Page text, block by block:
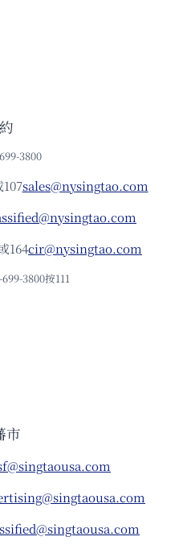
3800
sales@nysingtao.com
164cir@nysingtao.com
699-3800按111
市